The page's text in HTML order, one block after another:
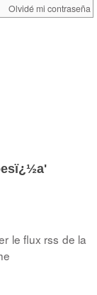
le flux rss de la
Olvidé mi contraseña